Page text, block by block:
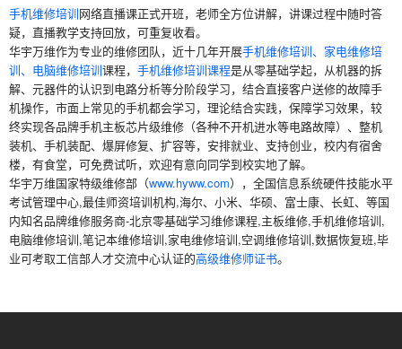
手机维修培训网络直播课正式开班，老师全方位讲解，讲课过程中随时答
疑，直播教学支持回放，可重复收看。
华宇万维作为专业的维修团队，近十几年开展手机维修培训、家电维修培
训、电脑维修培训课程， 手机维修培训课程是从零基础学起，从机器的拆
解、元器件的认识到电路分析等分阶段学习，结合直接客户送修的故障手
机操作，市面上常见的手机都会学习，理论结合实践，保障学习效果，较
终实现各品牌手机主板芯片级维修（各种不开机进水等电路故障）、整机
装机、手机装配、爆屏修复、扩容等，安排就业、支持创业，校内有宿舍
楼，有食堂，可免费试听，欢迎有意向同学到校实地了解。
华宇万维国家特级维修部（www.hyww.com），全国信息系统硬件技能水平
考试管理中心,最佳师资培训机构,海尔、小米、华硕、富士康、长虹、等国
内知名品牌维修服务商-北京零基础学习维修课程,主板维修,手机维修培训,
电脑维修培训,笔记本维修培训,家电维修培训,空调维修培训,数据恢复班,毕
业可考取工信部人才交流中心认证的高级维修师证书。